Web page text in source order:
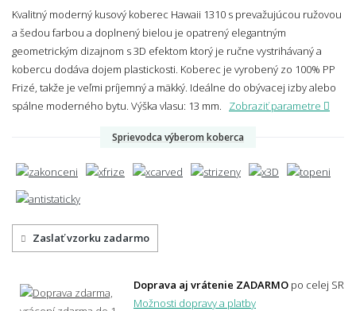
Kvalitný moderný kusový koberec Hawaii 1310 s prevažujúcou ružovou
a šedou farbou a doplnený bielou je opatrený elegantným
geometrickým dizajnom s 3D efektom ktorý je ručne vystrihávaný a
kobercu dodáva dojem plastickosti. Koberec je vyrobený zo 100% PP
Frizé, takže je veľmi príjemný a mäkký. Ideálne do obývacej izby alebo
spálne moderného bytu. Výška vlasu: 13 mm. Zobraziť parametre
Sprievodca výberom koberca
Zaslať vzorku zadarmo
Doprava aj vrátenie ZADARMO po celej SR
Možnosti dopravy a platby